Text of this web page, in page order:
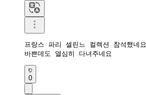
프랑스 파리 셀린느 컬렉션 참석했네요
바쁜데도 열심히 다녀주네요
0